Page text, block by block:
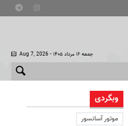
Aug 7, 2026 - جمعه ۱۶ مرداد ۱۴۰۵
وبگردی
موتور آسانسور